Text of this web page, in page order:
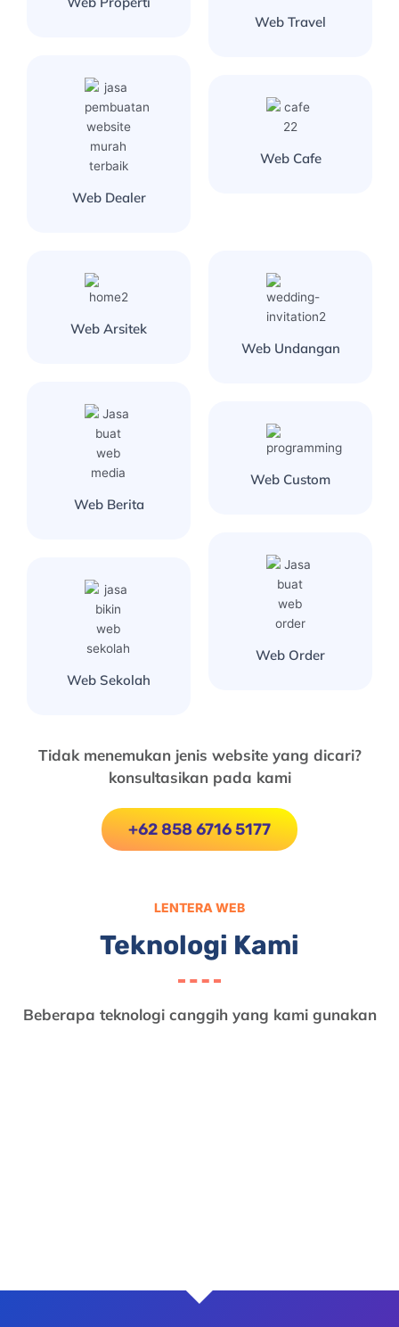
Web Dealer
Web Travel
Web Cafe
Web Arsitek
Web Berita
Web Sekolah
Web Undangan
Web Custom
Web Order
Tidak menemukan jenis website yang dicari?
konsultasikan pada kami
+62 858 6716 5177
LENTERA WEB
Teknologi Kami
Beberapa teknologi canggih yang kami gunakan